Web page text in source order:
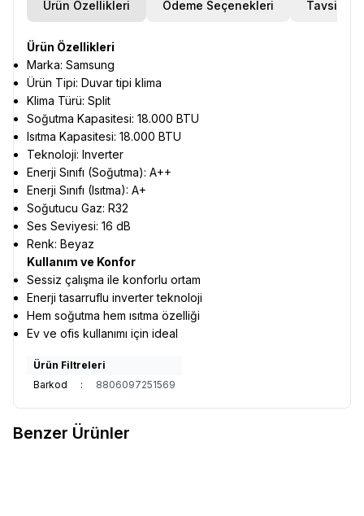
Ürün Özellikleri Ödeme Seçenekleri Tavsiye Et
Ürün Özellikleri
Marka: Samsung
Ürün Tipi: Duvar tipi klima
Klima Türü: Split
Soğutma Kapasitesi: 18.000 BTU
Isıtma Kapasitesi: 18.000 BTU
Teknoloji: Inverter
Enerji Sınıfı (Soğutma): A++
Enerji Sınıfı (Isıtma): A+
Soğutucu Gaz: R32
Ses Seviyesi: 16 dB
Renk: Beyaz
Kullanım ve Konfor
Sessiz çalışma ile konforlu ortam
Enerji tasarruflu inverter teknoloji
Hem soğutma hem ısıtma özelliği
Ev ve ofis kullanımı için ideal
Ürün Filtreleri
Barkod
: 8806097251569
Benzer Ürünler